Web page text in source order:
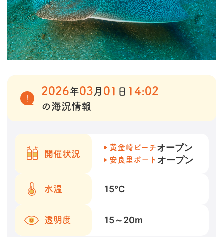
2026年03 月 01 日 14:02
の海況情報
開催状況
黄金崎ビーチオープン
安良里ボート オープン
水温 15℃
透明度 15～20m